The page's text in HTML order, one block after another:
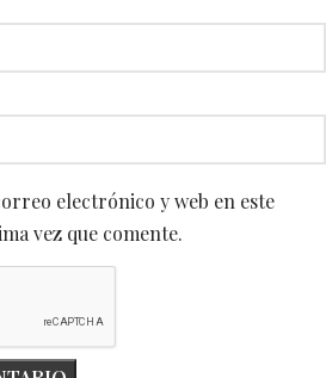
electrónico y web en este
vez que comente.